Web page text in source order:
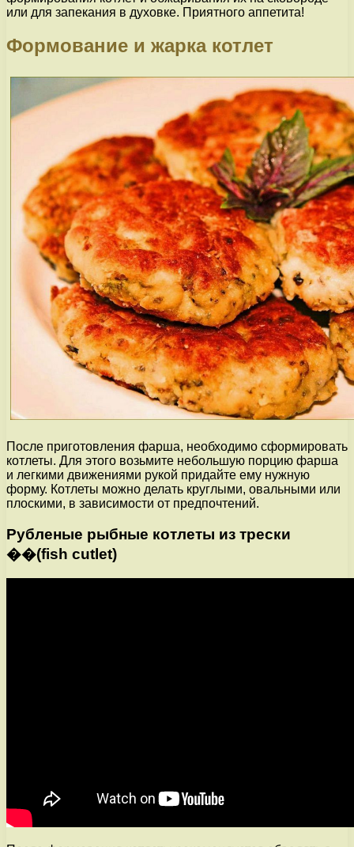
или для запекания в духовке. Приятного аппетита!
Формование и жарка котлет
После приготовления фарша, необходимо сформировать
котлеты. Для этого возьмите небольшую порцию фарша
и легкими движениями рукой придайте ему нужную
форму. Котлеты можно делать круглыми, овальными или
плоскими, в зависимости от предпочтений.
Рубленые рыбные котлеты из трески
��(fish cutlet)